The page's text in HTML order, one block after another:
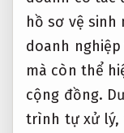
hồ sơ vệ
doanh
mà còn thể
cộng đồng.
trình tự xử lý,